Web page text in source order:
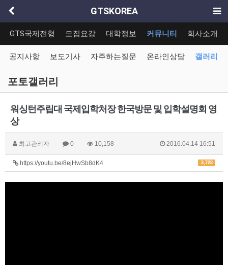
GTSKOREA
GTS국제전형 모집요강 대학정보 커뮤니티 회사소개
공지사항 보도기사 자주하는질문 온라인상담 갤러리
포토갤러리
워싱턴주립대 국제입학처장 한국방문 및 입학설명회 영
상
최고관리자 0 10,158 2016.04.14 16:51
3,728
https://youtu.be/8ejHwSb8dK4